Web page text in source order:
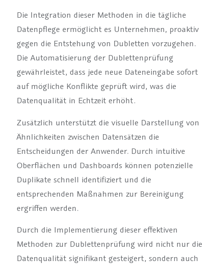
Die Integration dieser Methoden in die tägliche
Datenpflege ermöglicht es Unternehmen, proaktiv
gegen die Entstehung von Dubletten vorzugehen.
Die Automatisierung der Dublettenprüfung
gewährleistet, dass jede neue Dateneingabe sofort
auf mögliche Konflikte geprüft wird, was die
Datenqualität in Echtzeit erhöht.
Zusätzlich unterstützt die visuelle Darstellung von
Ähnlichkeiten zwischen Datensätzen die
Entscheidungen der Anwender. Durch intuitive
Oberflächen und Dashboards können potenzielle
Duplikate schnell identifiziert und die
entsprechenden Maßnahmen zur Bereinigung
ergriffen werden.
Durch die Implementierung dieser effektiven
Methoden zur Dublettenprüfung wird nicht nur die
Datenqualität signifikant gesteigert, sondern auch